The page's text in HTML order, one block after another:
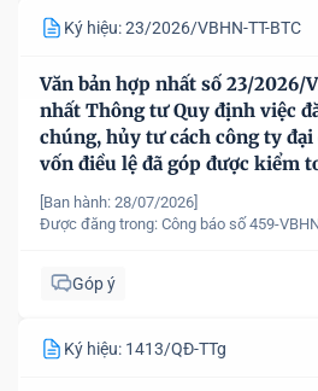
Ký hiệu: 23/2026/VBHN-TT-BTC
Văn bản hợp nhất số 23/2026/
nhất Thông tư Quy định việc
chúng, hủy tư cách công ty đại
vốn điều lệ đã góp được kiểm
[Ban hành: 28/07/2026]
Được đăng trong: Công báo số 459-
Góp ý
Ký hiệu: 1413/QĐ-TTg